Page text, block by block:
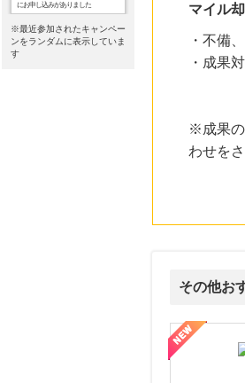
にお申し込みがありました
8時間前
※最近参加されたキャンペー
ンをランダムに表示していま
す
マイル
・不備
・成果
※成果の
わせを
その他お
【LOJEL公式サイ